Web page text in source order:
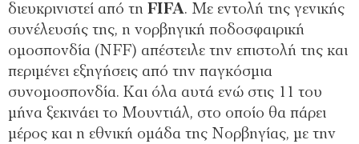
διευκρινιστεί από τη FIFA. Με εντολή της γενικής
συνέλευσής της, η νορβηγική ποδοσφαιρική
ομοσπονδία (NFF) απέστειλε την επιστολή της και
περιμένει εξηγήσεις από την παγκόσμια
συνομοσπονδία. Και όλα αυτά ενώ στις 11 του
μήνα ξεκινάει το Μουντιάλ, στο οποίο θα πάρει
μέρος και η εθνική ομάδα της Νορβηγίας, με την